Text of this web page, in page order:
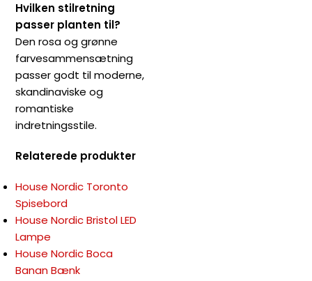
Hvilken stilretning
passer planten til?
Den rosa og grønne
farvesammensætning
passer godt til moderne,
skandinaviske og
romantiske
indretningsstile.
Relaterede produkter
House Nordic Toronto
Spisebord
House Nordic Bristol LED
Lampe
House Nordic Boca
Banan Bænk